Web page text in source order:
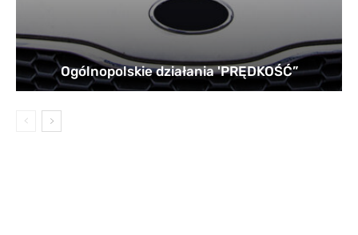
Ogólnopolskie działania 'PRĘDKOŚĆ”